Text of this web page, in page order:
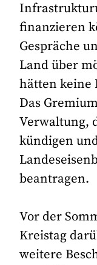
finanzieren
Gespräche
Land über
hätten keine
Das
Verwaltung,
kündigen
beantragen.
Vor der
Kreistag
weitere